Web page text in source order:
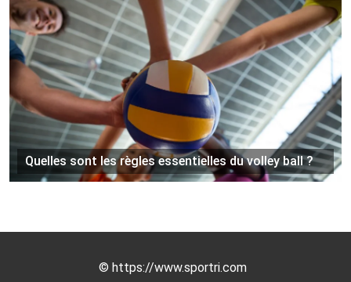
Quelles sont les règles essentielles du volley ball ?
© https://www.sportri.com